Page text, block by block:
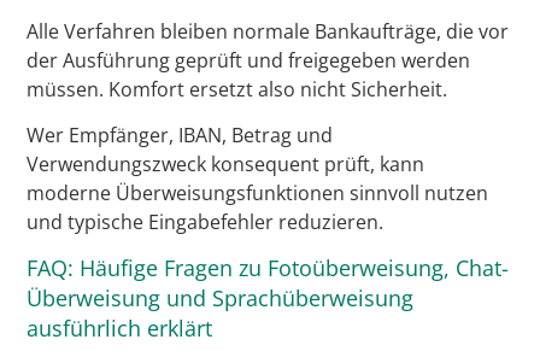
Alle Verfahren bleiben normale Bankaufträge, die vor
der Ausführung geprüft und freigegeben werden
müssen. Komfort ersetzt also nicht Sicherheit.
Wer Empfänger, IBAN, Betrag und
Verwendungszweck konsequent prüft, kann
moderne Überweisungsfunktionen sinnvoll nutzen
und typische Eingabefehler reduzieren.
FAQ: Häufige Fragen zu Fotoüberweisung, Chat-
Überweisung und Sprachüberweisung
ausführlich erklärt